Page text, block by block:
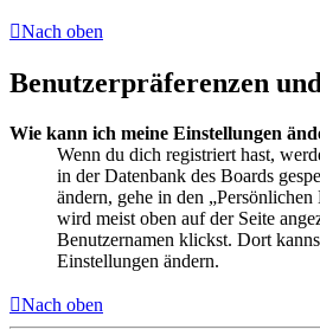
Nach oben
Benutzerpräferenzen
Wie kann ich meine Einstellungen
Wenn du dich registriert hast,
in der Datenbank des Boards
ändern, gehe in den
wird meist oben auf der Seite
Benutzernamen klickst. Dort
Einstellungen ändern.
Nach oben